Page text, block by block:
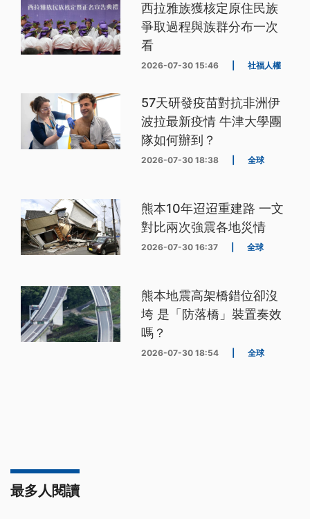
西拉雅族獲核定原住民族
爭取過程與族群分布一次
看
2026-07-30 15:46 社福人權
57天研發疫苗對抗非洲伊
波拉最新疫情 牛津大學團
隊如何辦到？
2026-07-30 18:38 全球
熊本10年迢迢重建路 一文
對比兩次強震各地災情
2026-07-30 16:37 全球
熊本地震高架橋錯位卻沒
垮 是「防落橋」裝置奏效
嗎？
2026-07-30 18:54 全球
最多人閱讀